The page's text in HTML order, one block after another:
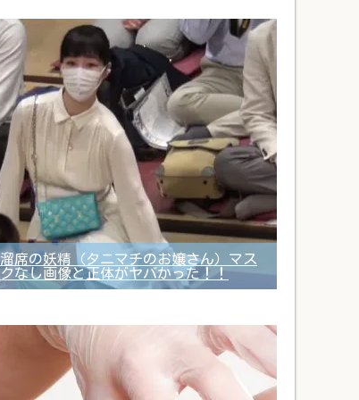
溜席の妖精（タニマチのお嬢さん）マス
クなし画像と正体がヤバかった！！